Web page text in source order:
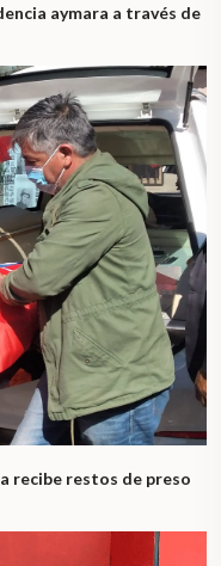
aymara a través de
recibe restos de preso